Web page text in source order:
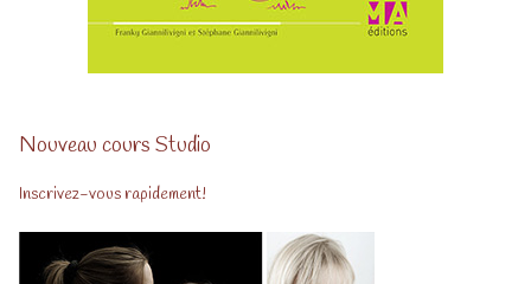
Nouveau cours Studio
Inscrivez-vous rapidement!